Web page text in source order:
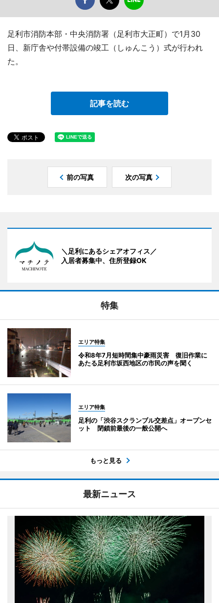
足利市消防本部・中央消防署（足利市大正町）で1月30
日、新庁舎や付帯設備の竣工（しゅんこう）式が行われ
た。
記事を読む
前の写真 次の写真
＼足利にあるシェアオフィス／
入居者募集中、住所登録OK
特集
エリア特集
令和8年7月短時間集中豪雨災害 復旧作業に
あたる足利市坂西地区の市民の声を聞く
エリア特集
足利の「渋谷スクランブル交差点」オープンセ
ット 閉鎖前最後の一般公開へ
もっと見る
最新ニュース